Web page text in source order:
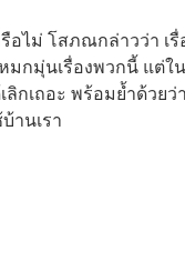
ไม่ โสภณกล่าวว่า เรื่
มกมุ่นเรื่องพวกนี้ แต่ใ
กเถอะ พร้อมย้ำด้วยว่
านเรา